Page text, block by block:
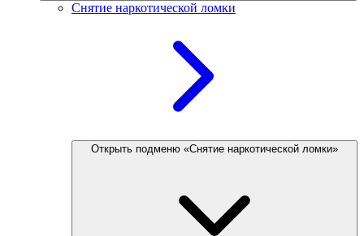
Снятие наркотической ломки
Открыть подменю «Снятие наркотической ломки»